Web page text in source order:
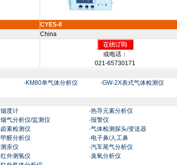
CYES-II
China
或电话：
021-65730171
· KM80单气体分析仪 ·GW-2X表式气体检测仪
烟度计 ·热导元素分析仪
烟气分析仪/监测仪 ·报警仪
卤素检测仪 ·气体检测探头/变送器
甲醛分析仪 ·电子鼻/人工鼻
测汞仪 ·汽车尾气分析仪
红外测氢仪 ·臭氧分析仪